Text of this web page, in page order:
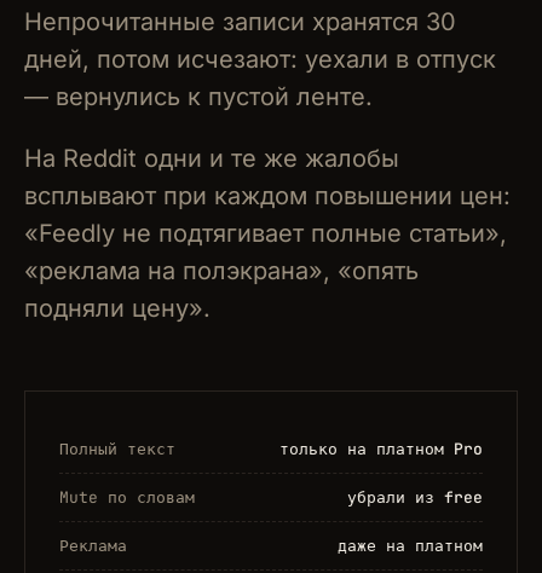
Непрочитанные записи хранятся 30
дней, потом исчезают: уехали в отпуск
— вернулись к пустой ленте.
На Reddit одни и те же жалобы
всплывают при каждом повышении цен:
«Feedly не подтягивает полные статьи»,
«реклама на полэкрана», «опять
подняли цену».
Полный текст только на платном Pro
Mute по словам убрали из free
Реклама даже на платном